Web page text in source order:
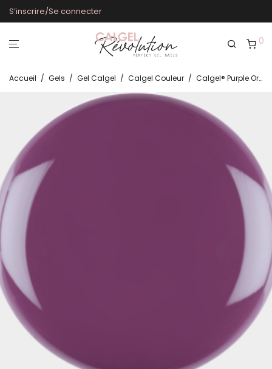
S’inscrire/Se connecter
0
Accueil / Gels / Gel Calgel / Calgel Couleur / Calgel® Purple Orchid CG150